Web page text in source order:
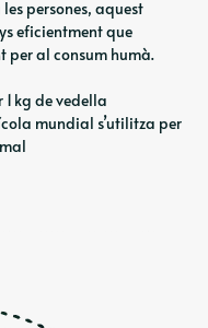
persones, aquest
eficientment que
per al consum humà.
1 kg de vedella
mundial s’utilitza per